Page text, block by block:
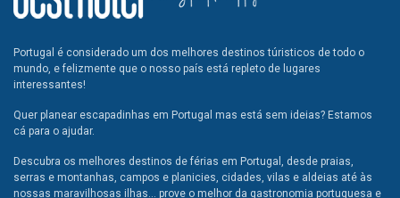
Portugal é considerado um dos melhores destinos túristicos de todo o
mundo, e felizmente que o nosso país está repleto de lugares
interessantes!
Quer planear escapadinhas em Portugal mas está sem ideias? Estamos
cá para o ajudar.
Descubra os melhores destinos de férias em Portugal, desde praias,
serras e montanhas, campos e planicies, cidades, vilas e aldeias até às
nossas maravilhosas ilhas... prove o melhor da gastronomia portuguesa e